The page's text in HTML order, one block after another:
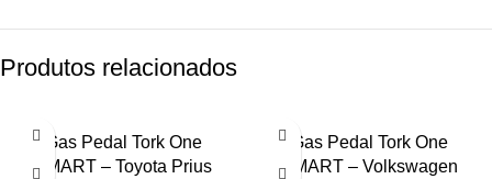
Produtos relacionados
Gas Pedal Tork One
SMART – Toyota Prius
Gas Pedal Tork One
SMART – Volkswagen